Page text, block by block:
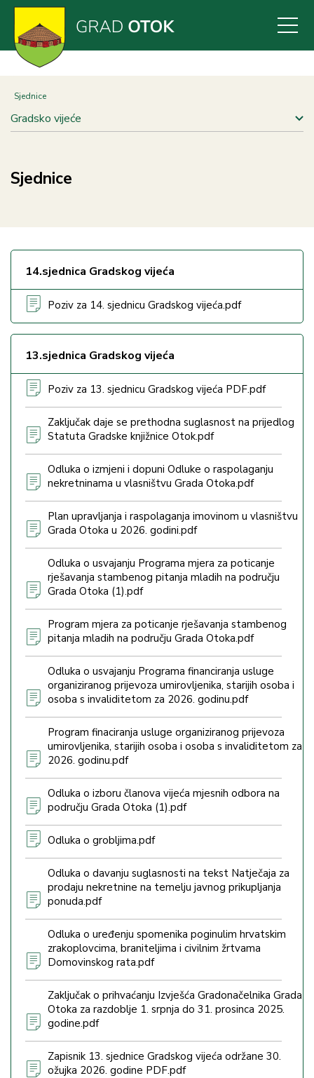
Skoči
glavni
sadržaj
Sjednice
Gradsko vijeće
Sjednice
14.sjednica Gradskog vijeća
Poziv za 14. sjednicu Gradskog vijeća.pdf
13.sjednica Gradskog vijeća
Poziv za 13. sjednicu Gradskog vijeća PDF.pdf
Zaključak daje se prethodna suglasnost na prijedlog
Statuta Gradske knjižnice Otok.pdf
Odluka o izmjeni i dopuni Odluke o raspolaganju
nekretninama u vlasništvu Grada Otoka.pdf
Plan upravljanja i raspolaganja imovinom u vlasništvu
Grada Otoka u 2026. godini.pdf
Odluka o usvajanju Programa mjera za poticanje
rješavanja stambenog pitanja mladih na području
Grada Otoka (1).pdf
Program mjera za poticanje rješavanja stambenog
pitanja mladih na području Grada Otoka.pdf
Odluka o usvajanju Programa financiranja usluge
organiziranog prijevoza umirovljenika, starijih osoba i
osoba s invaliditetom za 2026. godinu.pdf
Program finaciranja usluge organiziranog prijevoza
umirovljenika, starijih osoba i osoba s invaliditetom za
2026. godinu.pdf
Odluka o izboru članova vijeća mjesnih odbora na
području Grada Otoka (1).pdf
Odluka o grobljima.pdf
Odluka o davanju suglasnosti na tekst Natječaja za
prodaju nekretnine na temelju javnog prikupljanja
ponuda.pdf
Odluka o uređenju spomenika poginulim hrvatskim
zrakoplovcima, braniteljima i civilnim žrtvama
Domovinskog rata.pdf
Zaključak o prihvaćanju Izvješća Gradonačelnika Grada
Otoka za razdoblje 1. srpnja do 31. prosinca 2025.
godine.pdf
Zapisnik 13. sjednice Gradskog vijeća održane 30.
ožujka 2026. godine PDF.pdf